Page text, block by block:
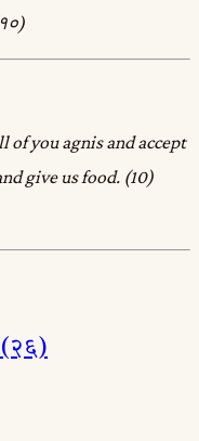
of you agnis and accept
give us food. (10)